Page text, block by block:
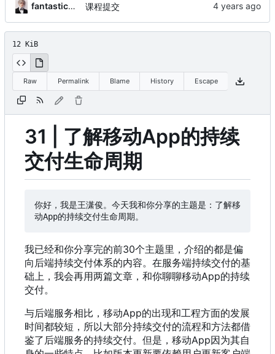
fantasticbin 课程提交
12 KiB
Raw Permalink Blame History Escape
31 | 了解移动App的持续
交付生命周期
你好 ， 我是王潇俊。今天我和你分享的主题是 ： 了解移
我已经和你分享完的前30个主题里 ， 介绍的都是偏
向后端持续交付体系的内容。在服务端持续交付的基
础上 ， 我会再用两篇文章 ， 和你聊聊移动App的持续
交付。
与后端服务相比 ， 移动App的出现和工程方面的发展
时间都较短 ， 所以大部分持续交付的流程和方法都借
鉴了后端服务的持续交付。但是 ， 移动App因为其自